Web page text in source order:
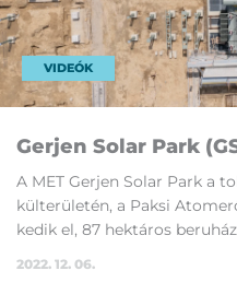
VIDEÓK
Ger­jen So­lar Park
A MET Ger­jen So­lar Park a
kül­te­rü­le­tén, a Pak­si
ke­dik el, 87 hek­tá­ros
2022. 12. 06.